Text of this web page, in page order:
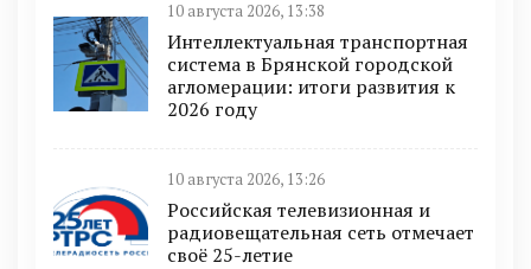
10 августа 2026, 13:38
Интеллектуальная транспортная
система в Брянской городской
агломерации: итоги развития к
2026 году
10 августа 2026, 13:26
Российская телевизионная и
радиовещательная сеть отмечает
своё 25-летие